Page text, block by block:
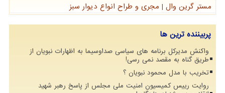
مستر گرین وال | مجری و طراح انواع دیوار سبز
پربیننده ترین ها
واکنش مدیرکل برنامه های سیاسی صداوسیما به اظهارات نبویان از
طریق گناه به مقصد نمی رسی!
تخریب با مدل محمود نبویان ؟
روایت رییس کمیسیون امنیت ملی مجلس از پاسخ رهبر شهید